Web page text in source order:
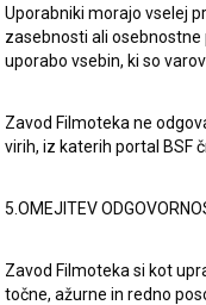
Uporabniki morajo vselej
zasebnosti ali
uporabo vsebin, ki so
Zavod Filmoteka ne
virih, iz katerih portal BSF
5.OMEJITEV
Zavod Filmoteka si kot
točne, ažurne in redno